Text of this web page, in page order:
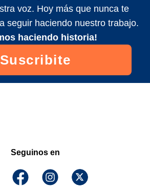
voz. Hoy más que nunca te
seguir haciendo nuestro trabajo.
haciendo historia!
Suscribite
Seguinos en